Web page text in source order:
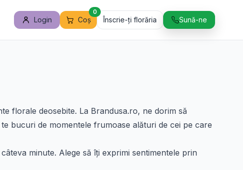
Login Coș
0
Înscrie-ți florăria Sună-ne
florale deosebite. La Brandusa.ro, ne dorim să
bucuri de momentele frumoase alături de cei pe care
minute. Alege să îți exprimi sentimentele prin